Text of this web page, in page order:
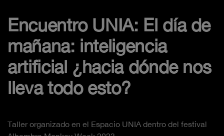
Encuentro UNIA: El día de
mañana: inteligencia
artificial ¿hacia dónde nos
lleva todo esto?
Taller organizado en el Espacio UNIA dentro del festival